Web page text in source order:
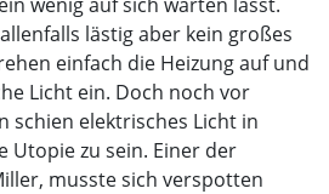
lästig aber kein großes
einfach die Heizung auf und
Licht ein. Doch noch vor
schien elektrisches Licht in
Utopie zu sein. Einer der
musste sich verspotten